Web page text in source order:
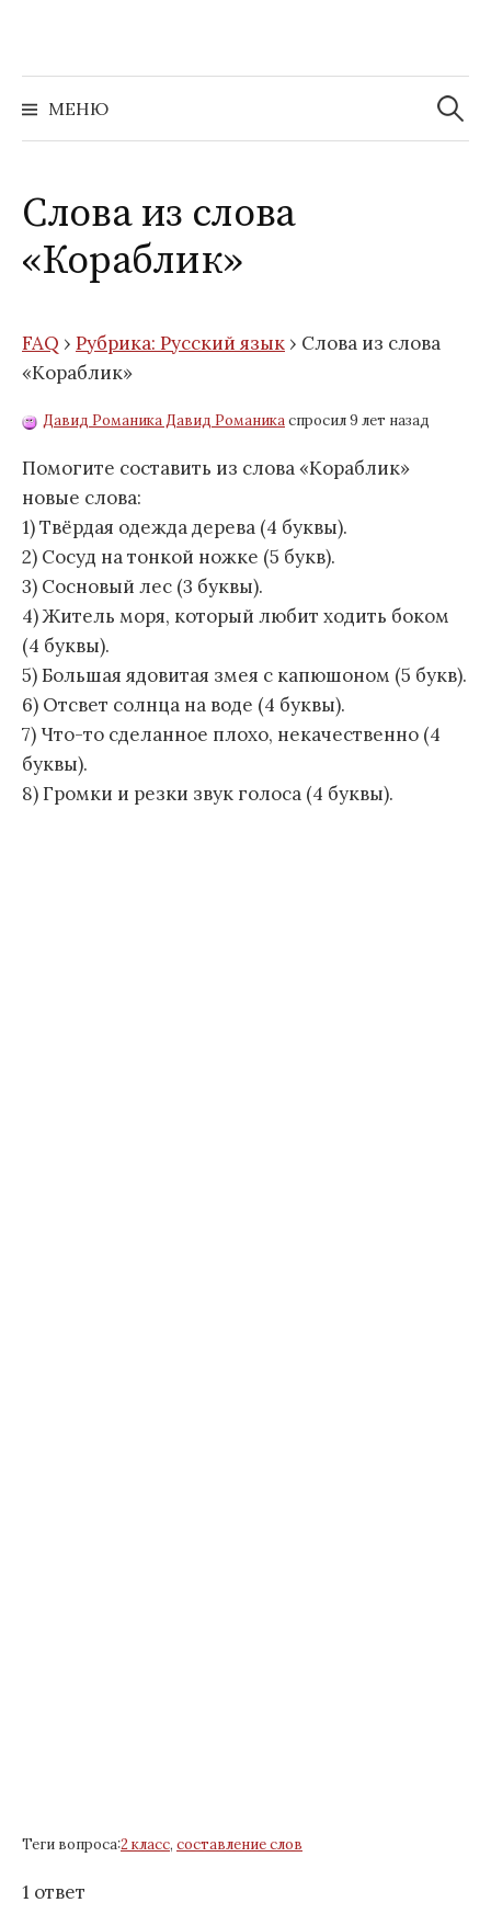
содержимому
МЕНЮ
Найти:
Слова из слова
«Кораблик»
FAQ › Рубрика: Русский язык › Слова из слова
«Кораблик»
Давид Романика Давид Романикаспросил 9 лет назад
Помогите составить из слова «Кораблик»
новые слова:
1) Твёрдая одежда дерева (4 буквы).
2) Сосуд на тонкой ножке (5 букв).
3) Сосновый лес (3 буквы).
4) Житель моря, который любит ходить боком
(4 буквы).
5) Большая ядовитая змея с капюшоном (5 букв).
6) Отсвет солнца на воде (4 буквы).
7) Что-то сделанное плохо, некачественно (4
буквы).
8) Громки и резки звук голоса (4 буквы).
Теги вопроса:2 класс, составление слов
1 ответ